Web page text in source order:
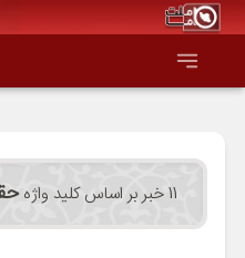
11 خبر بر اساس کلید واژه